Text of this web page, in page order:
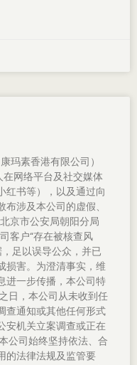
玛素香港有限公司）
在网络平台及社交媒体
红书等），以及通过向
涉及本公司的虚假、
京市公安局朝阳分局
客户“存在被核查风
足以误导公众，并已
损害。为澄清事实，维
进一步传播，本公司特
日，本公司从未收到任
查通知或其他任何形式
安机关立案调查或正在
公司始终坚持依法、合
的法律法规及监管要